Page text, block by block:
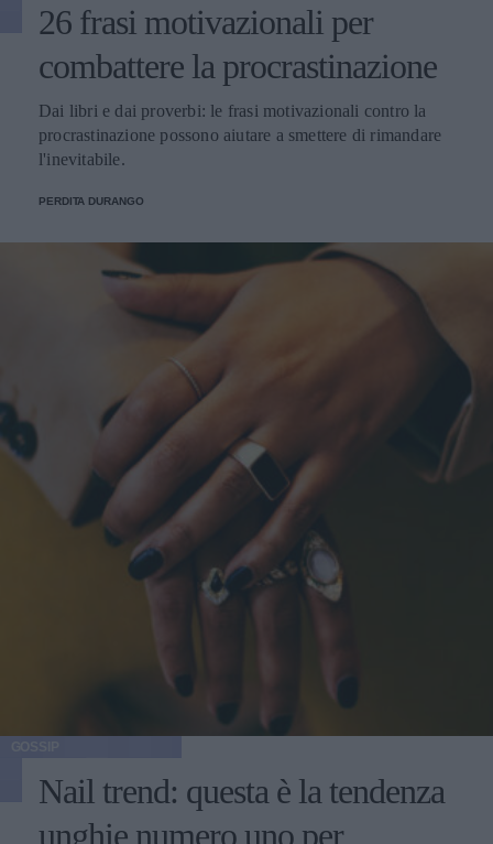
26 frasi motivazionali per
combattere la procrastinazione
Dai libri e dai proverbi: le frasi motivazionali contro la
procrastinazione possono aiutare a smettere di rimandare
l'inevitabile.
PERDITA DURANGO
Nail trend: questa è la tendenza
unghie numero uno per